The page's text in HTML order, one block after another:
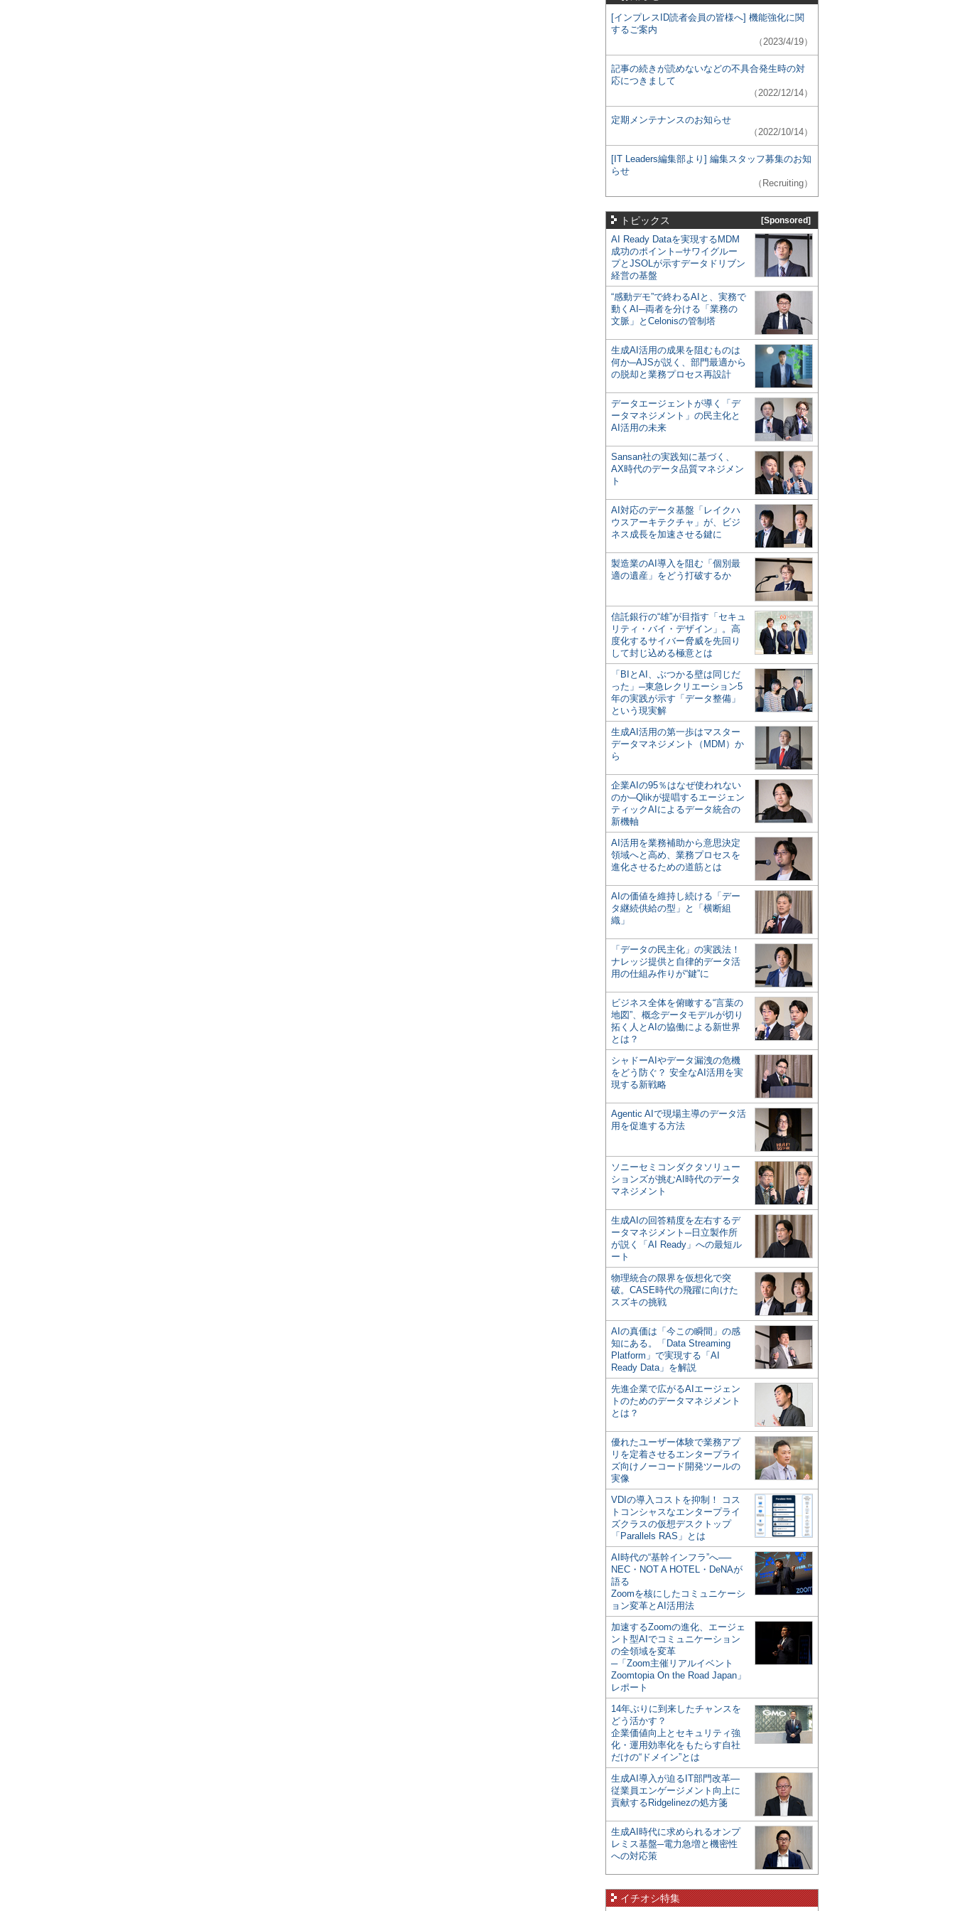
[インプレスID読者会員の皆様へ] 機能強化に関
するご案内
（2023/4/19）
記事の続きが読めないなどの不具合発生時の対
応につきまして
（2022/12/14）
定期メンテナンスのお知らせ
（2022/10/14）
[IT Leaders編集部より] 編集スタッフ募集のお知
らせ
（Recruiting）
トピックス [Sponsored]
AI Ready Dataを実現するMDM
成功のポイント─サワイグルー
プとJSOLが示すデータドリブン
経営の基盤
“感動デモ”で終わるAIと、実務で
動くAI─両者を分ける「業務の
文脈」とCelonisの管制塔
生成AI活用の成果を阻むものは
何か─AJSが説く、部門最適から
の脱却と業務プロセス再設計
データエージェントが導く「デ
ータマネジメント」の民主化と
AI活用の未来
Sansan社の実践知に基づく、
AX時代のデータ品質マネジメン
ト
AI対応のデータ基盤「レイクハ
ウスアーキテクチャ」が、ビジ
ネス成長を加速させる鍵に
製造業のAI導入を阻む「個別最
適の遺産」をどう打破するか
信託銀行の“雄”が目指す「セキュ
リティ・バイ・デザイン」。高
度化するサイバー脅威を先回り
して封じ込める極意とは
「BIとAI、ぶつかる壁は同じだ
った」─東急レクリエーション5
年の実践が示す「データ整備」
という現実解
生成AI活用の第一歩はマスター
データマネジメント（MDM）か
ら
企業AIの95％はなぜ使われない
のか─Qlikが提唱するエージェン
ティックAIによるデータ統合の
新機軸
AI活用を業務補助から意思決定
領域へと高め、業務プロセスを
進化させるための道筋とは
AIの価値を維持し続ける「デー
タ継続供給の型」と「横断組
織」
「データの民主化」の実践法！
ナレッジ提供と自律的データ活
用の仕組み作りが“鍵”に
ビジネス全体を俯瞰する“言葉の
地図”、概念データモデルが切り
拓く人とAIの協働による新世界
とは？
シャドーAIやデータ漏洩の危機
をどう防ぐ？ 安全なAI活用を実
現する新戦略
Agentic AIで現場主導のデータ活
用を促進する方法
ソニーセミコンダクタソリュー
ションズが挑むAI時代のデータ
マネジメント
生成AIの回答精度を左右するデ
ータマネジメント─日立製作所
が説く「AI Ready」への最短ル
ート
物理統合の限界を仮想化で突
破。CASE時代の飛躍に向けた
スズキの挑戦
AIの真価は「今この瞬間」の感
知にある。「Data Streaming
Platform」で実現する「AI
Ready Data」を解説
先進企業で広がるAIエージェン
トのためのデータマネジメント
とは？
優れたユーザー体験で業務アプ
リを定着させるエンタープライ
ズ向けノーコード開発ツールの
実像
VDIの導入コストを抑制！ コス
トコンシャスなエンタープライ
ズクラスの仮想デスクトップ
「Parallels RAS」とは
AI時代の“基幹インフラ”へ──
NEC・NOT A HOTEL・DeNAが
語る
Zoomを核にしたコミュニケーシ
ョン変革とAI活用法
加速するZoomの進化、エージェ
ント型AIでコミュニケーション
の全領域を変革
─「Zoom主催リアルイベント
Zoomtopia On the Road Japan」
レポート
14年ぶりに到来したチャンスを
どう活かす？
企業価値向上とセキュリティ強
化・運用効率化をもたらす自社
だけの“ドメイン”とは
生成AI導入が迫るIT部門改革―
従業員エンゲージメント向上に
貢献するRidgelinezの処方箋
生成AI時代に求められるオンプ
レミス基盤─電力急増と機密性
への対応策
イチオシ特集